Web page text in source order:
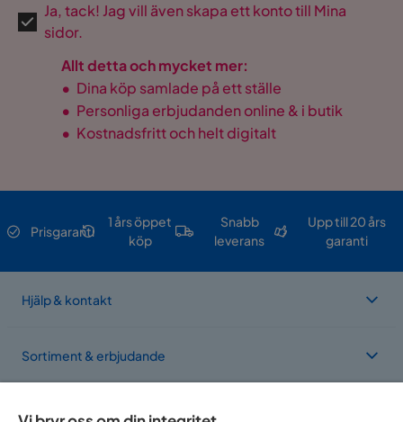
Ja, tack! Jag vill även skapa ett konto till Mina
sidor.
Allt detta och mycket mer:
• Dina köp samlade på ett ställe
• Personliga erbjudanden online & i butik
• Kostnadsfritt och helt digitalt
Prisgaranti
1 års öppet
köp
Snabb
leverans
Upp till 20 års
garanti
Hjälp & kontakt
Sortiment & erbjudande